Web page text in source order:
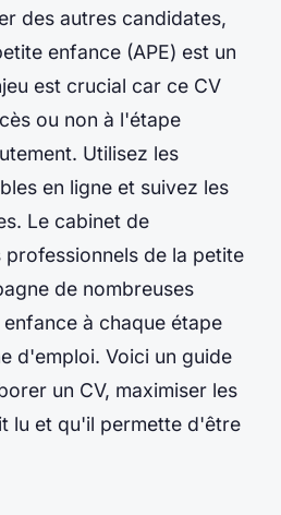
des autres candidates,
enfance (APE) est un
est crucial car ce CV
ou non à l'étape
Utilisez les
en ligne et suivez les
Le cabinet de
de la petite
de nombreuses
à chaque étape
d'emploi. Voici un guide
un CV, maximiser les
lu et qu'il permette d'être